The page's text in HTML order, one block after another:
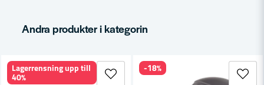
Ja, ni får publicera min fråga
Andra produkter i kategorin
Lagerrensning upp till
40%
-18%